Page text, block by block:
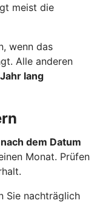
meist die
wenn das
Alle anderen
lang
dem Datum
Monat. Prüfen
Sie nachträglich